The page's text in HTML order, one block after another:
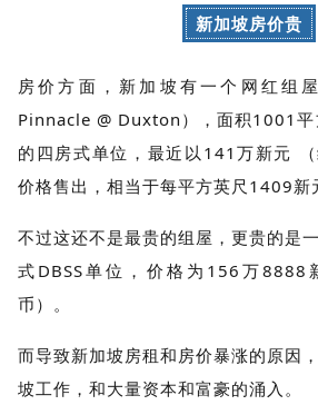
新加坡房价贵
房价方面，新加坡有一个网红
Pinnacle @ Duxton），面积1001平
的四房式单位，最近以141万新元
价格售出，相当于每平方英尺1409新
不过这还不是最贵的组屋，更贵的是
式DBSS单位，价格为156万
币）。
而导致新加坡房租和房价暴涨的原因
坡工作，和大量资本和富豪的涌入。